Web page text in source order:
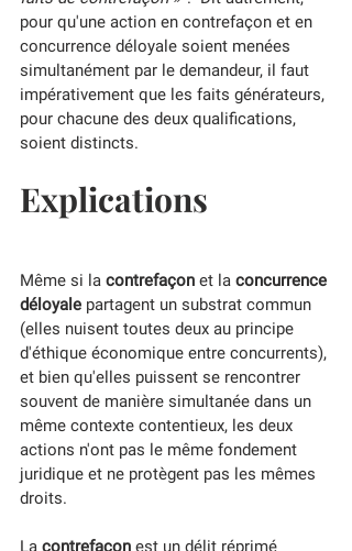
pour qu'une action en contrefaçon et en
concurrence déloyale soient menées
simultanément par le demandeur, il faut
impérativement que les faits générateurs,
pour chacune des deux qualifications,
soient distincts.
Explications
Même si la contrefaçon et la concurrence
déloyale partagent un substrat commun
(elles nuisent toutes deux au principe
d'éthique économique entre concurrents),
et bien qu'elles puissent se rencontrer
souvent de manière simultanée dans un
même contexte contentieux, les deux
actions n'ont pas le même fondement
juridique et ne protègent pas les mêmes
droits.
La contrefaçon est un délit réprimé